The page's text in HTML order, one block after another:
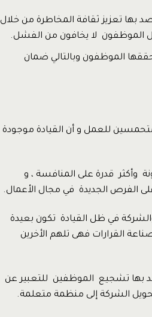
بها تعزيز ثقافة المخاطرة من خلال
الموظفون لا يخافون من الفشل.
الموظفون وبالتالي ضمان
للعمل و أن القيادة موجودة
وأكثر قدرة على المنافسة ، و
الفرص الجديدة في مجال الأعمال.
والشركة في ظل القيادة تكون بعيدة
القرارات فهى تلهم الأخرين
بها تشجيع الموظفين للتعبير عن
الشركة إلى منظمة متعلمة.